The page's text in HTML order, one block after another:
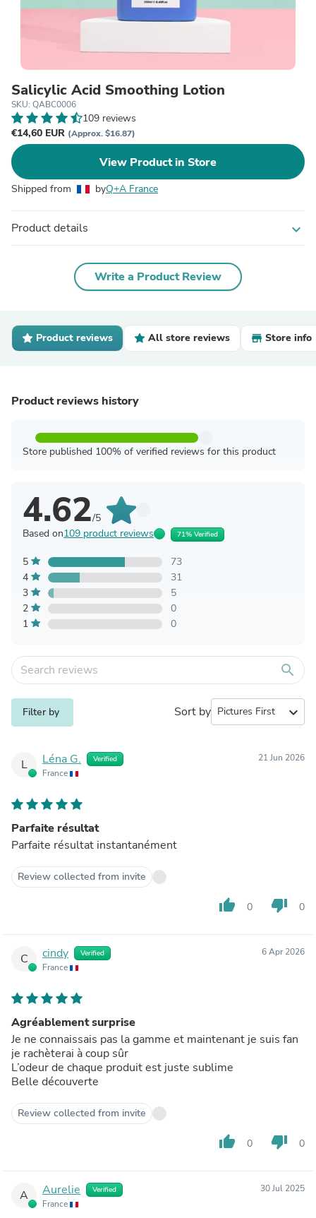
Salicylic Acid Smoothing Lotion
SKU: QABC0006
109 reviews
€14,60 EUR (Approx. $16.87)
View Product in Store
Shipped from byQ+A France
Product details expand_more
Write a Product Review
Product reviews All store reviews Store info
Product reviews history
Store published 100% of verified reviews for this product
4.62/5
Based on109 product reviews 71% Verified
5
73
4
31
3
5
2
0
1
0
search
Filter by Sort by expand_more
L Léna G. Verified
France
21 Jun 2026
Parfaite résultat
Parfaite résultat instantanément
Review collected from invite
thumb_up 0 thumb_down 0
C cindy Verified
France
6 Apr 2026
Agréablement surprise
Je ne connaissais pas la gamme et maintenant je suis fan
je rachèterai à coup sûr
L’odeur de chaque produit est juste sublime
Belle découverte
Review collected from invite
thumb_up 0 thumb_down 0
A Aurelie Verified
France
30 Jul 2025